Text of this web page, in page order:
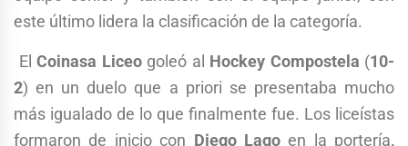
este último lidera la clasificación de la categoría.
El Coinasa Liceogoleó al Hockey Compostela (10-
2) en un duelo que a priori se presentaba mucho
más igualado de lo que finalmente fue. Los liceístas
formaron de inicio con Diego Lagoen la portería,